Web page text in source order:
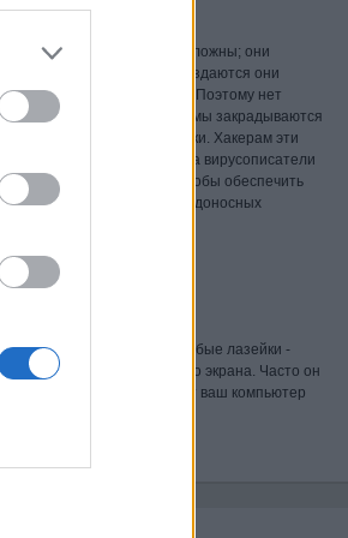
уязвимость?
приложения чрезвычайно сложны; они
из тысяч строк кода. Но создаются они
свойственно ошибаться. Поэтому нет
в том, что в программы закрадываются
их уязвимыми для атаки. Хакерам эти
проникнуть в систему, а вирусописатели
в коде приложений, чтобы обеспечить
запуск на компьютере вредоносных
систему, используя особые лазейки -
приложения - сетевого экрана. Часто он
попытки взлома и делает ваш компьютер